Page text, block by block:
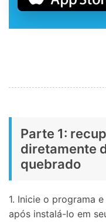
Parte 1:
diretamente
quebrado
1. Inicie o programa
após instalá-lo em